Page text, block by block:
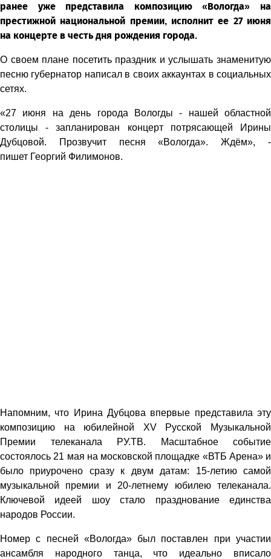
ранее уже представила композицию «Вологда» на
престижной национальной премии, исполнит ее 27 июня
на концерте в честь дня рождения города.
О своем плане посетить праздник и услышать знаменитую
песню губернатор написал в своих аккаунтах в социальных
сетях.
«27 июня на день города Вологды - нашей областной
столицы - запланирован концерт потрясающей Ирины
Дубцовой. Прозвучит песня «Вологда». Ждём», -
пишет Георгий Филимонов.
Напомним, что Ирина Дубцова впервые представила эту
композицию на юбилейной XV Русской Музыкальной
Премии телеканала РУ.ТВ. Масштабное событие
состоялось 21 мая на московской площадке «ВТБ Арена» и
было приурочено сразу к двум датам: 15-летию самой
музыкальной премии и 20-летнему юбилею телеканала.
Ключевой идеей шоу стало празднование единства
народов России.
Номер с песней «Вологда» был поставлен при участии
ансамбля народного танца, что идеально вписало